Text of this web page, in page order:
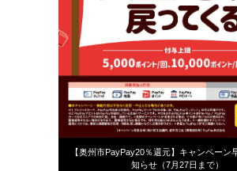
【奥州市PayPay20％還元】キャンペーン
知らせ（7月27日まで）
2026年7月18日